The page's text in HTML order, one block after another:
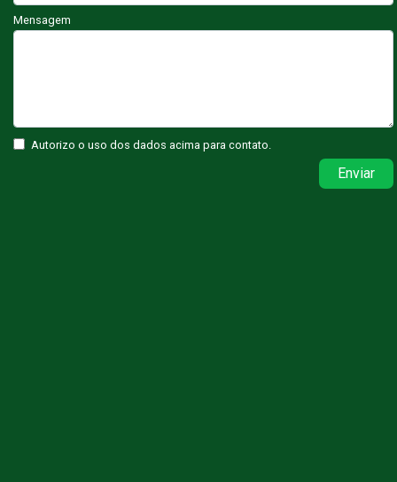
Mensagem
Autorizo o uso dos dados acima para contato.
Enviar